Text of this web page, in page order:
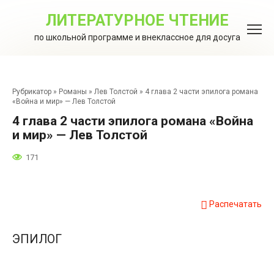
ЛИТЕРАТУРНОЕ ЧТЕНИЕ
по школьной программе и внеклассное для досуга
Рубрикатор » Романы » Лев Толстой » 4 глава 2 части эпилога романа
«Война и мир» — Лев Толстой
4 глава 2 части эпилога романа «Война
и мир» — Лев Толстой
171
Распечатать
ЭПИЛОГ